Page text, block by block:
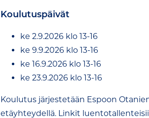
Koulutuspäivät
ke 2.9.2026 klo 13-16
ke 9.9.2026 klo 13-16
ke 16.9.2026 klo 13-16
ke 23.9.2026 klo 13-16
Koulutus järjestetään Espoon
etäyhteydellä. Linkit